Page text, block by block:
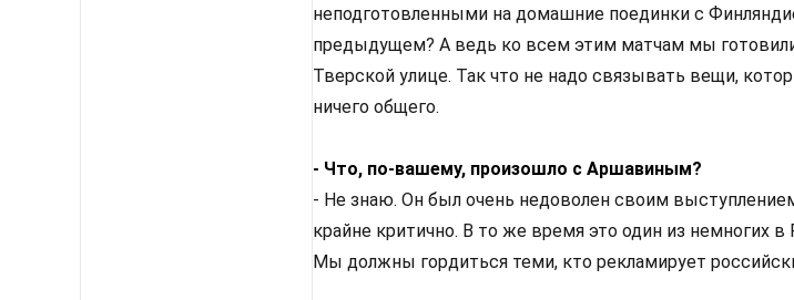
неподготовленными на домашние поединки с
предыдущем? А ведь ко всем этим матчам мы
Тверской улице. Так что не надо связывать вещи,
ничего общего.
- Что, по-вашему, произошло с Аршавиным?
- Не знаю. Он был очень недоволен своим
крайне критично. В то же время это один из немногих
Мы должны гордиться теми, кто рекламирует